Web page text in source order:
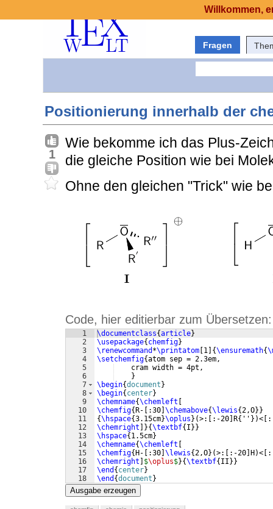
Fragen
Positionierung innerhalb der
1
Wie bekomme ich das Plus-
die gleiche Position wie bei
Ohne den gleichen "Trick" wie
Code, hier editierbar zum Übersetzen:
1
2
3
4
5
6
7
8
9
10
11
12
13
14
15
16
17
18
\documentclass{article}
\usepackage{ chemfig}
\renewcommand *\printatom 1 {\ensuremath{
\setchemfig{atom sep = 2.3em,
    cram width = 4pt,
}
\begin{document }
\begin{ center}
\chemname{\chemleft
\chemfig{ R- :30 \chemabove{\lewis{2,O}}
{\hspace{3.15cm}\oplus } (>: :-20 R{ '' })<
\chemright ]}{\textbf{ I }}
\hspace{ 1.5cm}
\chemname{\chemleft
\chemfig{ H- :30 \lewis{2,O} (>: :-20 H )<
\chemright
$\oplus$}{\textbf{ II }}
\end { center}
\end {document }
Ausgabe erzeugen
Willkommen,